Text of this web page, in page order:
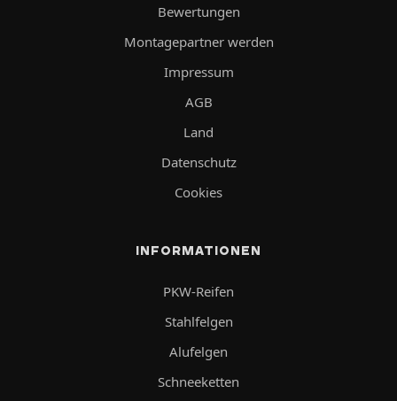
Bewertungen
Montagepartner werden
Impressum
AGB
Land
Datenschutz
Cookies
INFORMATIONEN
PKW-Reifen
Stahlfelgen
Alufelgen
Schneeketten